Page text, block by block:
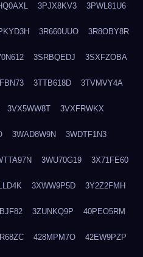
3PJX8KV3 3PWL81U6
3R660UUO 3R8OBY8R
3SRBQEDJ 3SXFZOBA
3TTB618D 3TVMVY4A
3VX5WW8T 3VXFRWKX
3WAD8W9N 3WDTF1N3
3WU70G19 3X71FE60
3XWW9P5D 3Y2Z2FMH
3ZUNKQ9P 40PEO5RM
428MPM7O 42EW9PZP